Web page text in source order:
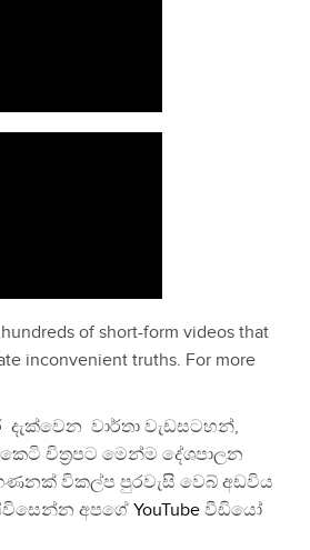
of short-form videos that
inconvenient truths. For more
වාර්තා වැඩසටහන්,
චිත්‍රපට මෙන්ම දේශපාලන
ගණනක් විකල්ප පුරවැසි වෙබ් අඩවිය
අපගේ YouTube වීඩියෝ